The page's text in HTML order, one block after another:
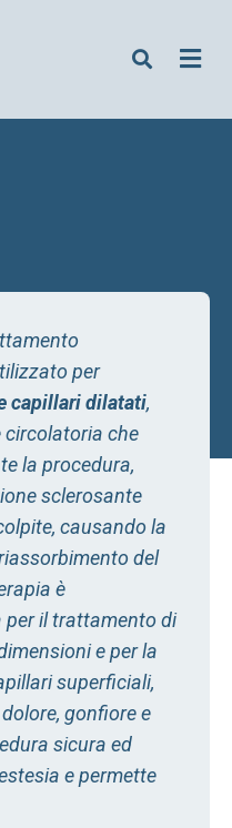
per
capillari dilatati,
che
la procedura,
sclerosante
causando la
del
è
il trattamento di
e per la
superficiali,
gonfiore e
sicura ed
e permette